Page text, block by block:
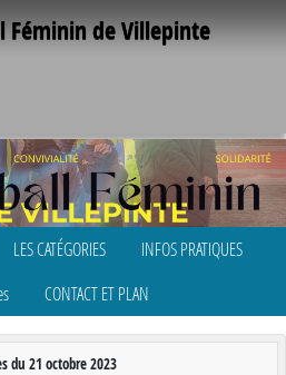
Féminin de Villepinte
LES CATÉGORIES
INFOS PRATIQUES
CONTACT ET PLAN
du 21 octobre 2023